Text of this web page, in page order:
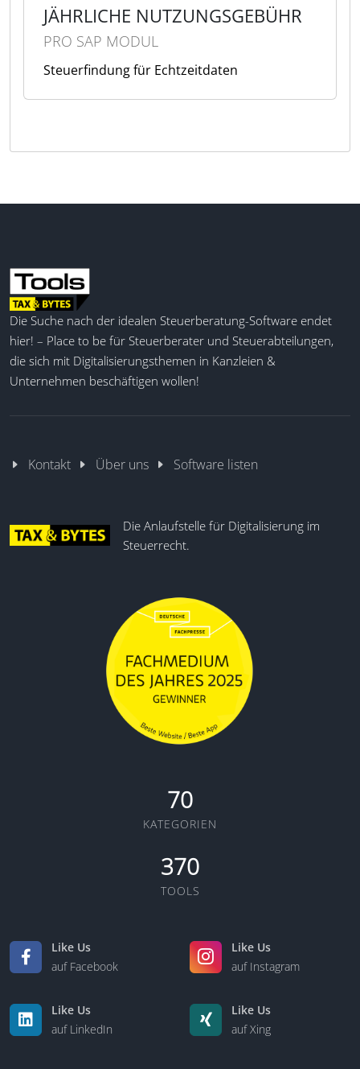
JÄHRLICHE NUTZUNGSGEBÜHR
PRO SAP MODUL
Steuerfindung für Echtzeitdaten
Die Suche nach der idealen Steuerberatung-Software endet
hier! – Place to be für Steuerberater und Steuerabteilungen,
die sich mit Digitalisierungsthemen in Kanzleien &
Unternehmen beschäftigen wollen!
Kontakt Über uns Software listen
Die Anlaufstelle für Digitalisierung im
Steuerrecht.
70
KATEGORIEN
370
TOOLS
Like Us
auf Facebook
Like Us
auf Instagram
Like Us
auf LinkedIn
Like Us
auf Xing